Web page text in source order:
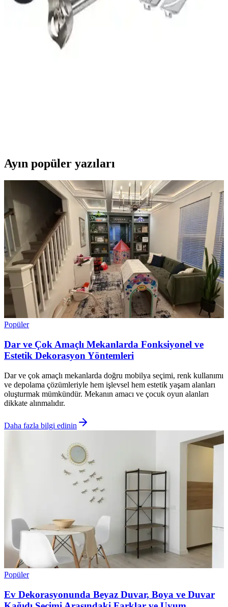
Karaca Blender Setleri Karşılaştırması: Mastermaid
Prosteel ve Pro-Midi Plus Özellikleri
İki popüler Karaca blender seti olan Mastermaid Prosteel ve Pro-
Ayın popüler yazıları
Popüler
Dar ve Çok Amaçlı Mekanlarda Fonksiyonel ve
Estetik Dekorasyon Yöntemleri
Dar ve çok amaçlı mekanlarda doğru mobilya seçimi, renk kullanımı
ve depolama çözümleriyle hem işlevsel hem estetik yaşam alanları
oluşturmak mümkündür. Mekanın amacı ve çocuk oyun alanları
dikkate alınmalıdır.
Daha fazla bilgi edinin
Popüler
Ev Dekorasyonunda Beyaz Duvar, Boya ve Duvar